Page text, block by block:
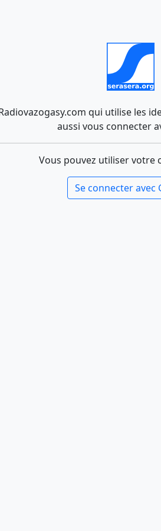
qui utilise les
aussi vous connecter
Vous pouvez utiliser votre
Se connecter avec